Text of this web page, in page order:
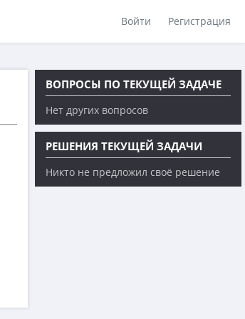
Войти Регистрация
ВОПРОСЫ ПО ТЕКУЩЕЙ ЗАДАЧЕ
Нет других вопросов
РЕШЕНИЯ ТЕКУЩЕЙ ЗАДАЧИ
Никто не предложил своё решение